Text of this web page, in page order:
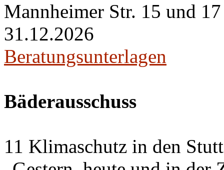
Mannheimer Str. 15 und
31.12.2026
Beratungsunterlagen
Bäderausschuss
11 Klimaschutz in den